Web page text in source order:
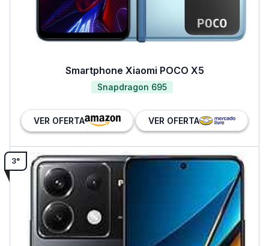
Smartphone Xiaomi POCO X5
Snapdragon 695
VER OFERTA VER OFERTA
3°